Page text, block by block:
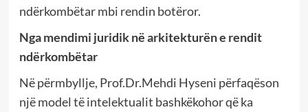
ndërkombëtar mbi rendin botëror.
Nga mendimi juridik në arkitekturën e rendit
ndërkombëtar
Në përmbyllje, Prof.Dr.Mehdi Hyseni përfaqëson
një model të intelektualit bashkëkohor që ka